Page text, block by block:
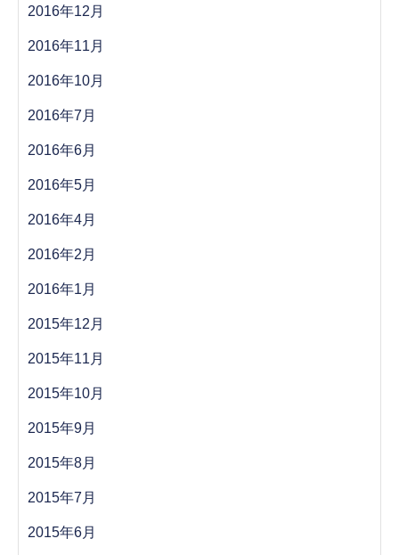
2016年12月
2016年11月
2016年10月
2016年7月
2016年6月
2016年5月
2016年4月
2016年2月
2016年1月
2015年12月
2015年11月
2015年10月
2015年9月
2015年8月
2015年7月
2015年6月